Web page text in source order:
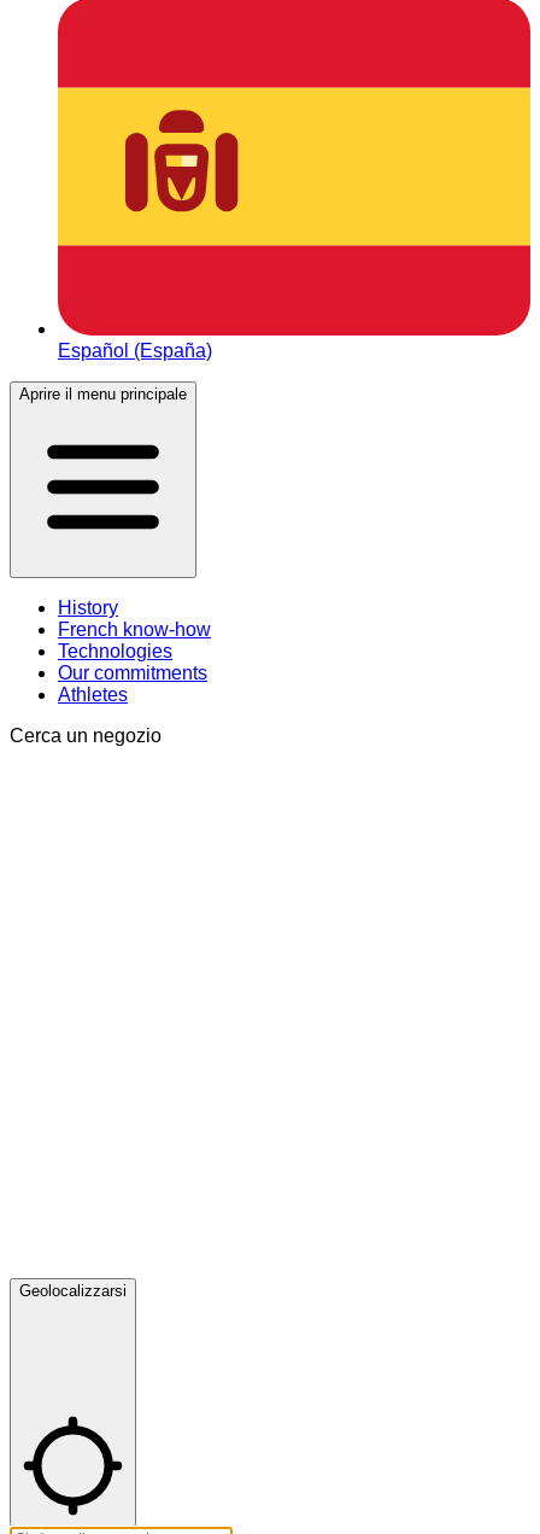
Español (España)
Aprire il menu principale
History
French know-how
Technologies
Our commitments
Athletes
Cerca un negozio
Geolocalizzarsi